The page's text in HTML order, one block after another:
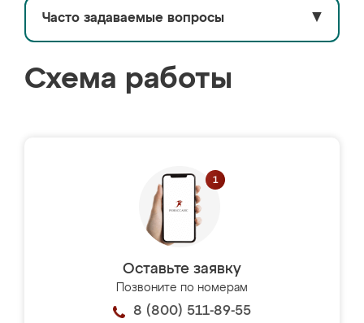
Часто задаваемые вопросы ▼
Схема работы
Оставьте заявку
Позвоните по номерам
8 (800) 511-89-55